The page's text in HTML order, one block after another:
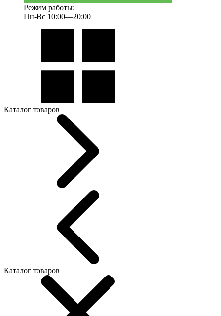
Режим работы:
Пн-Вс 10:00—20:00
Каталог товаров
Каталог товаров